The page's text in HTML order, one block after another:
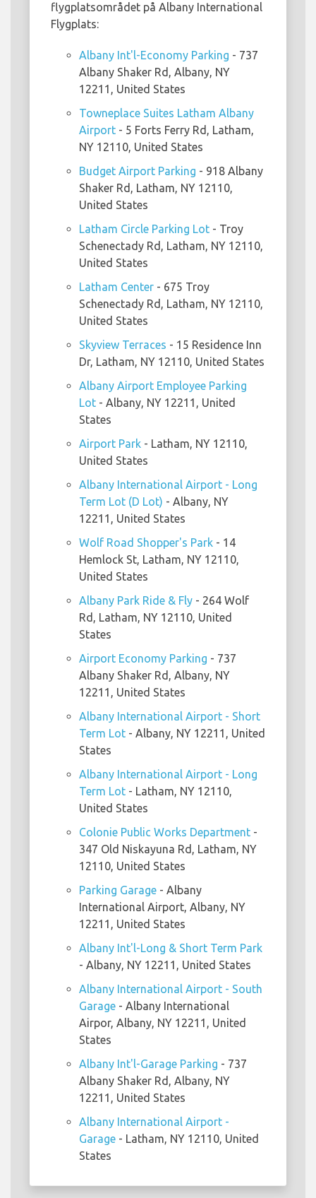
flygplatsområdet på Albany International
Flygplats:
Albany Int'l-Economy Parking - 737
Albany Shaker Rd, Albany, NY
12211, United States
Towneplace Suites Latham Albany
Airport - 5 Forts Ferry Rd, Latham,
NY 12110, United States
Budget Airport Parking - 918 Albany
Shaker Rd, Latham, NY 12110,
United States
Latham Circle Parking Lot - Troy
Schenectady Rd, Latham, NY 12110,
United States
Latham Center - 675 Troy
Schenectady Rd, Latham, NY 12110,
United States
Skyview Terraces - 15 Residence Inn
Dr, Latham, NY 12110, United States
Albany Airport Employee Parking
Lot - Albany, NY 12211, United
States
Airport Park - Latham, NY 12110,
United States
Albany International Airport - Long
Term Lot (D Lot) - Albany, NY
12211, United States
Wolf Road Shopper's Park - 14
Hemlock St, Latham, NY 12110,
United States
Albany Park Ride & Fly - 264 Wolf
Rd, Latham, NY 12110, United
States
Airport Economy Parking - 737
Albany Shaker Rd, Albany, NY
12211, United States
Albany International Airport - Short
Term Lot - Albany, NY 12211, United
States
Albany International Airport - Long
Term Lot - Latham, NY 12110,
United States
Colonie Public Works Department -
347 Old Niskayuna Rd, Latham, NY
12110, United States
Parking Garage - Albany
International Airport, Albany, NY
12211, United States
Albany Int'l-Long & Short Term Park
- Albany, NY 12211, United States
Albany International Airport - South
Garage - Albany International
Airpor, Albany, NY 12211, United
States
Albany Int'l-Garage Parking - 737
Albany Shaker Rd, Albany, NY
12211, United States
Albany International Airport -
Garage - Latham, NY 12110, United
States